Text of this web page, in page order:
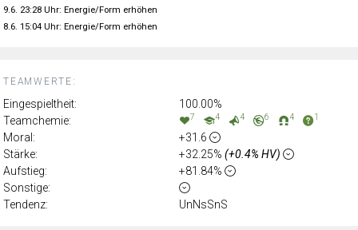
TEAMWERTE:
Eingespieltheit:
100.00%
Teamchemie:
7 4 4 6 4 1
Moral:
+31.6
Stärke:
+32.25% (+0.4% HV)
Aufstieg:
+81.84%
Sonstige:
Tendenz:
UnNsSnS
9.6. 23:28 Uhr: Energie/Form erhöhen
8.6. 15:04 Uhr: Energie/Form erhöhen